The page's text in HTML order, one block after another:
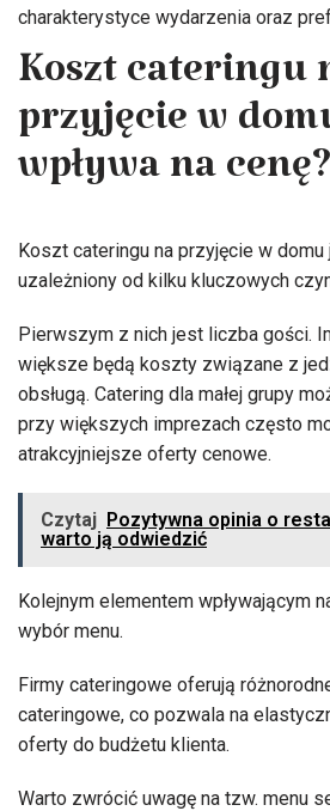
charakterystyce wydarzenia oraz
Koszt cateringu
przyjęcie w
wpływa na cenę?
Koszt cateringu na przyjęcie w
uzależniony od kilku kluczowych
Pierwszym z nich jest liczba gości.
większe będą koszty związane z
obsługą. Catering dla małej grupy
przy większych imprezach często
atrakcyjniejsze oferty cenowe.
Czytaj Pozytywna opinia o
warto ją odwiedzić
Kolejnym elementem wpływającym
wybór menu.
Firmy cateringowe oferują
cateringowe, co pozwala na
oferty do budżetu klienta.
Warto zwrócić uwagę na tzw. menu